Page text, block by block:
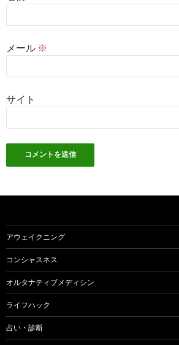
メール ※
サイト
アウェイクニング
コンシャスネス
オルタナティブメディシン
ライフハック
占い・診断